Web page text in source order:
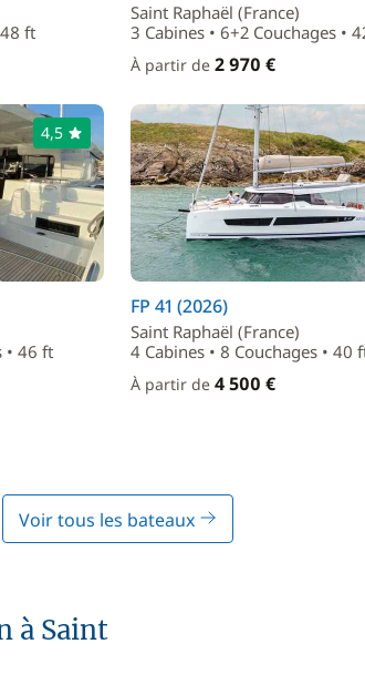
ft
Saint Raphaël (France)
3 Cabines • 6+2 Couchages •
À partir de 2 970 €
4,5
• 46 ft
FP 41 (2026)
Saint Raphaël (France)
4 Cabines • 8 Couchages • 40
À partir de 4 500 €
Voir tous les bateaux
à Saint